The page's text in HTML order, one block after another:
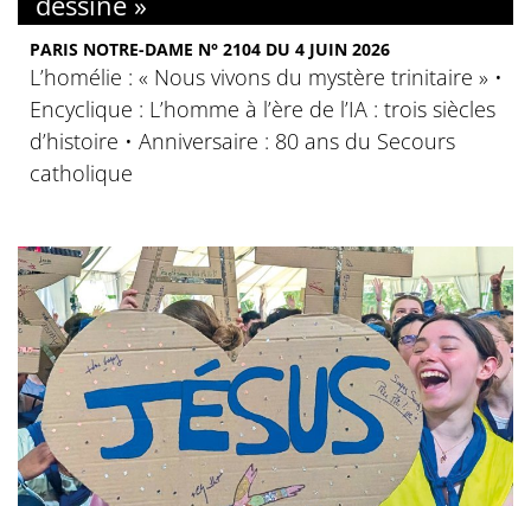
PARIS NOTRE-DAME N° 2104 DU 4 JUIN 2026
L’homélie : « Nous vivons du mystère trinitaire » •
Encyclique : L’homme à l’ère de l’IA : trois siècles
d’histoire • Anniversaire : 80 ans du Secours
catholique